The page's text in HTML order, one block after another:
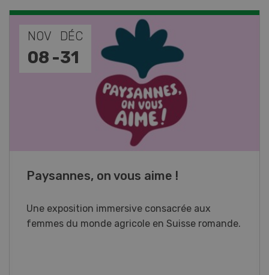
NOV
17 -
JAN
26
Cours spécialisé Aquaculture
Vous élevez des poissons ou songez à le faire?
Ce cours vous équipe du savoir nécessaire. Si